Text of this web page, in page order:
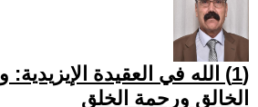
(1) الله في العقيدة
الخالق ورحمة الخلق